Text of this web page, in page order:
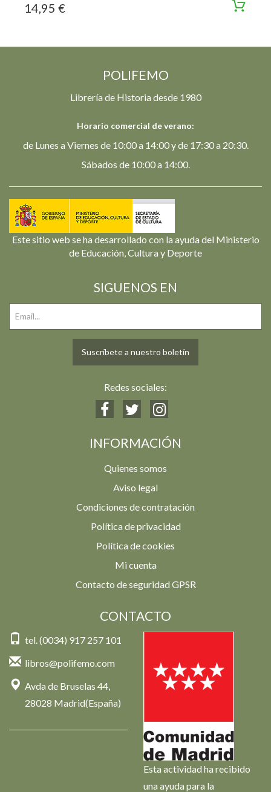
14,95 €
POLIFEMO
Librería de Historia desde 1980
Horario comercial de verano:
de Lunes a Viernes de 10:00 a 14:00 y de 17:30 a 20:30.
Sábados de 10:00 a 14:00.
Este sitio web se ha desarrollado con la ayuda del Ministerio
de Educación, Cultura y Deporte
SIGUENOS EN
Suscríbete a nuestro boletín
Redes sociales:
INFORMACIÓN
Quienes somos
Aviso legal
Condiciones de contratación
Política de privacidad
Política de cookies
Mi cuenta
Contacto de seguridad GPSR
CONTACTO
tel. (0034) 917 257 101
libros@polifemo.com
Avda de Bruselas 44,
28028 Madrid(España)
Esta actividad ha recibido
una ayuda para la